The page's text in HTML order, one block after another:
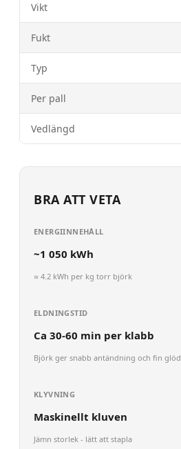
Vikt
Fukt
Typ
Per pall
Vedlängd
BRA ATT VETA
ENERGIINNEHÅLL
~1 050 kWh
≈ 4.2 kWh per kg torr björk
ELDNINGSTID
Ca 30-60 min per klabb
Björk ger snabb antändning och fin glöd
KLYVNING
Maskinellt kluven
Jämn storlek - lätt att stapla